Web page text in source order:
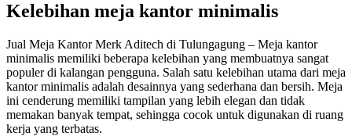
Kelebihan meja kantor minimalis
Jual Meja Kantor Merk Aditech di Tulungagung – Meja kantor
minimalis memiliki beberapa kelebihan yang membuatnya sangat
populer di kalangan pengguna. Salah satu kelebihan utama dari meja
kantor minimalis adalah desainnya yang sederhana dan bersih. Meja
ini cenderung memiliki tampilan yang lebih elegan dan tidak
memakan banyak tempat, sehingga cocok untuk digunakan di ruang
kerja yang terbatas.